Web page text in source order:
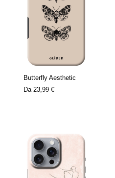
Butterfly Aesthetic
Da 23,99 €